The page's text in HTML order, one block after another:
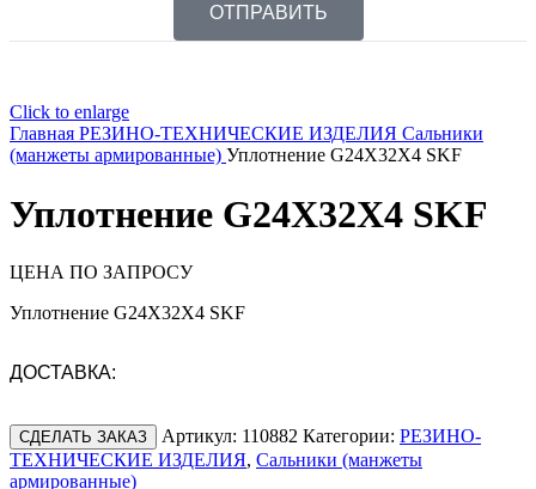
ОТПРАВИТЬ
Click to enlarge
Главная РЕЗИНО-ТЕХНИЧЕСКИЕ ИЗДЕЛИЯ Сальники
(манжеты армированные) Уплотнение G24X32X4 SKF
Уплотнение G24X32X4 SKF
ЦЕНА ПО ЗАПРОСУ
Уплотнение G24X32X4 SKF
ДОСТАВКА:
СДЕЛАТЬ ЗАКАЗ Артикул: 110882 Категории: РЕЗИНО-
ТЕХНИЧЕСКИЕ ИЗДЕЛИЯ, Сальники (манжеты
армированные)